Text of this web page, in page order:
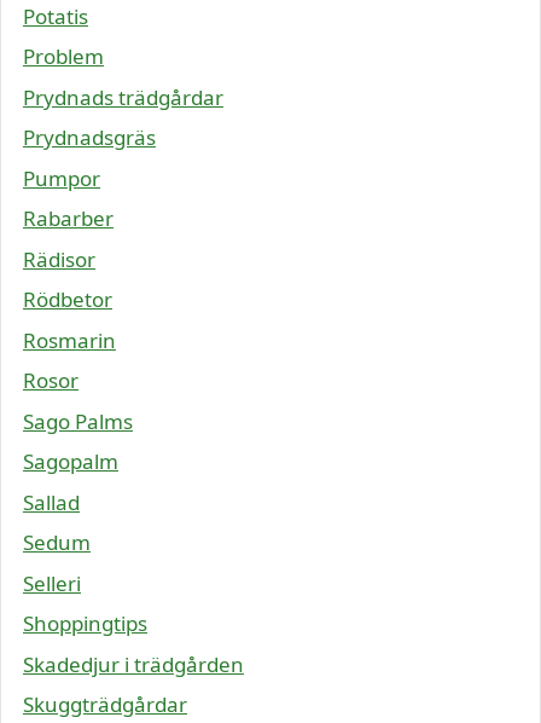
Potatis
Problem
Prydnads trädgårdar
Prydnadsgräs
Pumpor
Rabarber
Rädisor
Rödbetor
Rosmarin
Rosor
Sago Palms
Sagopalm
Sallad
Sedum
Selleri
Shoppingtips
Skadedjur i trädgården
Skuggträdgårdar